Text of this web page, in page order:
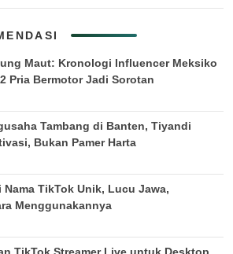
Maut: Kronologi Influencer Meksiko
Pria Bermotor Jadi Sorotan
Tambang di Banten, Tiyandi
Bukan Pamer Harta
Nama TikTok Unik, Lucu Jawa,
Menggunakannya